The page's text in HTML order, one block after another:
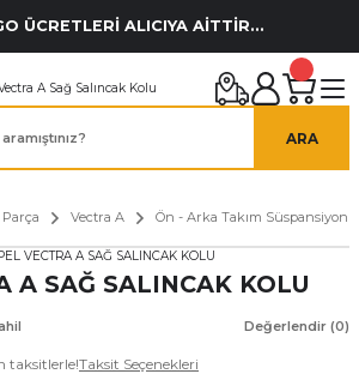
ÜCRETLERİ ALICIYA AİTTİR...
ARA
Vectra A Ön - Arka Takım Süspansiyon
A SAĞ SALINCAK KOLU
Değerlendir (0)
taksitlerle!Taksit Seçenekleri